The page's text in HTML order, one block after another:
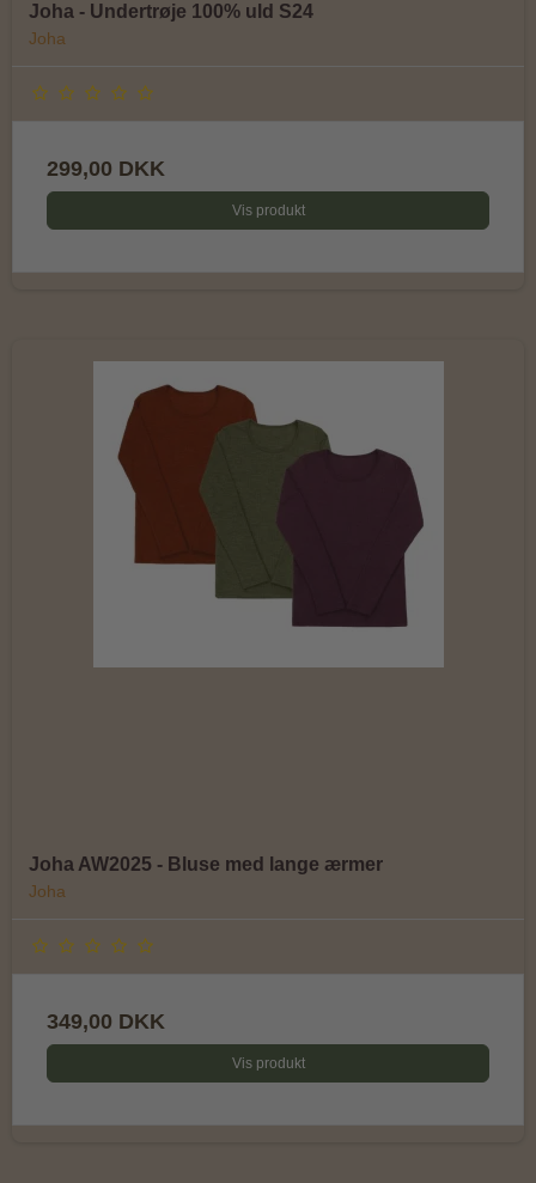
Joha - Undertrøje 100% uld S24
Joha
299,00 DKK
Vis produkt
Joha AW2025 - Bluse med lange ærmer
Joha
349,00 DKK
Vis produkt